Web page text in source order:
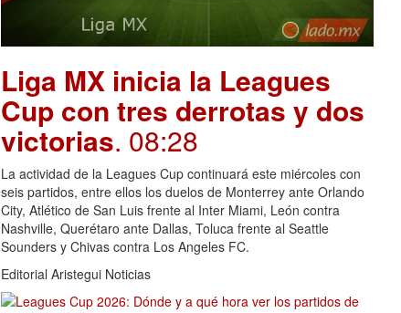
Liga MX inicia la Leagues
Cup con tres derrotas y dos
victorias. 08:28
La actividad de la Leagues Cup continuará este miércoles con
seis partidos, entre ellos los duelos de Monterrey ante Orlando
City, Atlético de San Luis frente al Inter Miami, León contra
Nashville, Querétaro ante Dallas, Toluca frente al Seattle
Sounders y Chivas contra Los Angeles FC.
Editorial Aristegui Noticias